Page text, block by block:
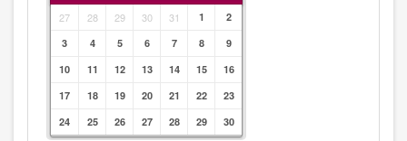
27 28 29 30 31 1
2
3
4 5 6 7 8
9
10
11 12 13 14 15
16
17
18 19 20 21 22
23
24
25 26 27 28 29 30